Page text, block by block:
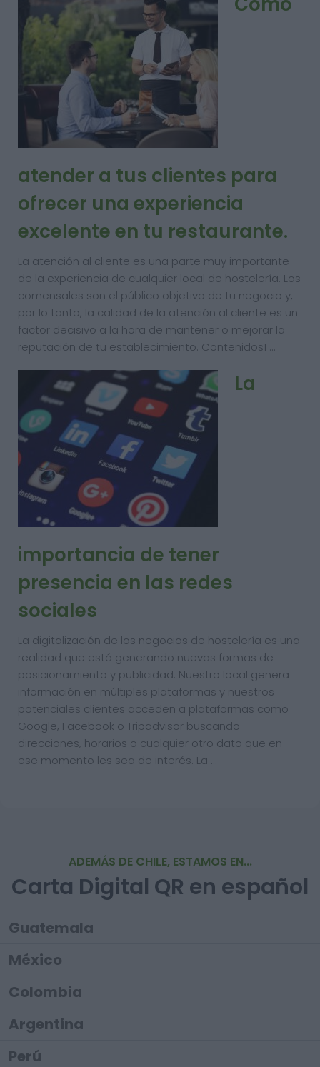
atender a tus clientes para
ofrecer una experiencia
excelente en tu restaurante.
La atención al cliente es una parte muy importante
de la experiencia de cualquier local de hostelería. Los
comensales son el público objetivo de tu negocio y,
por lo tanto, la calidad de la atención al cliente es un
factor decisivo a la hora de mantener o mejorar la
reputación de tu establecimiento. Contenidos1 …
La
importancia de tener
presencia en las redes
sociales
La digitalización de los negocios de hostelería es una
realidad que está generando nuevas formas de
posicionamiento y publicidad. Nuestro local genera
información en múltiples plataformas y nuestros
potenciales clientes acceden a plataformas como
Google, Facebook o Tripadvisor buscando
direcciones, horarios o cualquier otro dato que en
ese momento les sea de interés. La …
ADEMÁS DE CHILE, ESTAMOS EN...
Carta Digital QR en español
Guatemala
México
Colombia
Argentina
Perú